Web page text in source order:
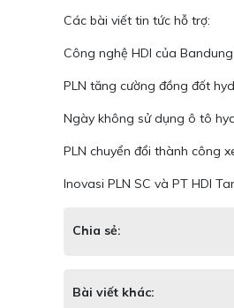
Các bài viết tin tức hỗ trợ:
Công nghệ HDI của
PLN tăng cường đồng đốt
Ngày không sử dụng ô tô
PLN chuyển đổi thành công
Inovasi PLN SC và PT HDI
Chia sẻ:
Bài viết khác: